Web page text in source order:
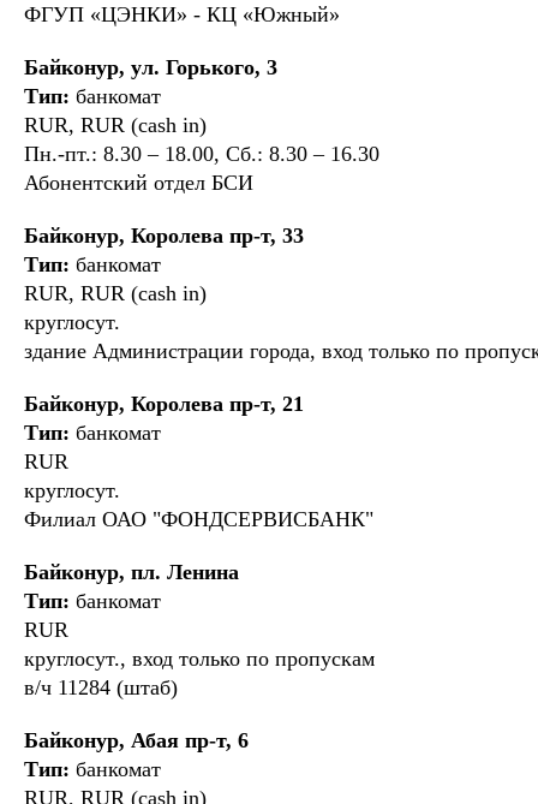
ФГУП «ЦЭНКИ» - КЦ «Южный»
Байконур, ул. Горького, 3
Тип: банкомат
RUR, RUR (cash in)
Пн.-пт.: 8.30 – 18.00, Сб.: 8.30 – 16.30
Абонентский отдел БСИ
Байконур, Королева пр-т, 33
Тип: банкомат
RUR, RUR (cash in)
круглосут.
здание Администрации города, вход только по
Байконур, Королева пр-т, 21
Тип: банкомат
RUR
круглосут.
Филиал ОАО "ФОНДСЕРВИСБАНК"
Байконур, пл. Ленина
Тип: банкомат
RUR
круглосут., вход только по пропускам
в/ч 11284 (штаб)
Байконур, Абая пр-т, 6
Тип: банкомат
RUR, RUR (cash in)